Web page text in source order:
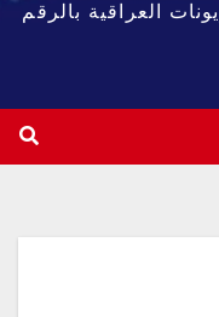
العراقية بالرقم